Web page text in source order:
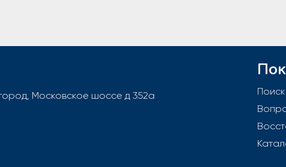
Московское шоссе д 352а